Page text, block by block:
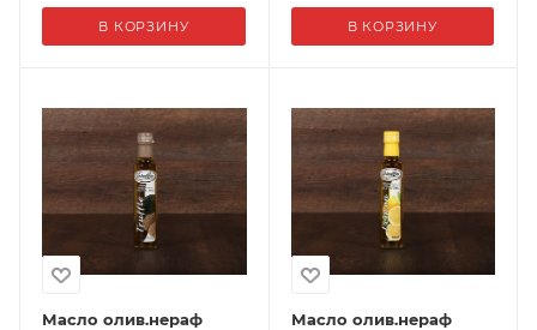
В КОРЗИНУ В КОРЗИНУ
Масло олив.нераф
Масло олив.нераф